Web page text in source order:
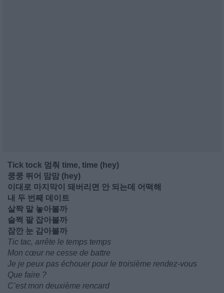
Tick tock 멈춰 time, time (hey)
쿵쿵 뛰어 맘맘 (hey)
이대로 마지막이 돼버리면 안 되는데 어떡해
내 두 번째 데이트
살짝 말 놓아볼까
슬쩍 팔 잡아볼까
잠깐 눈 감아볼까
Tic tac, arrête le temps temps
Mon cœur ne cesse de battre
Je je peux pas échouer pour le troisième rendez-vous
Que faire ?
C’est mon deuxième rencard